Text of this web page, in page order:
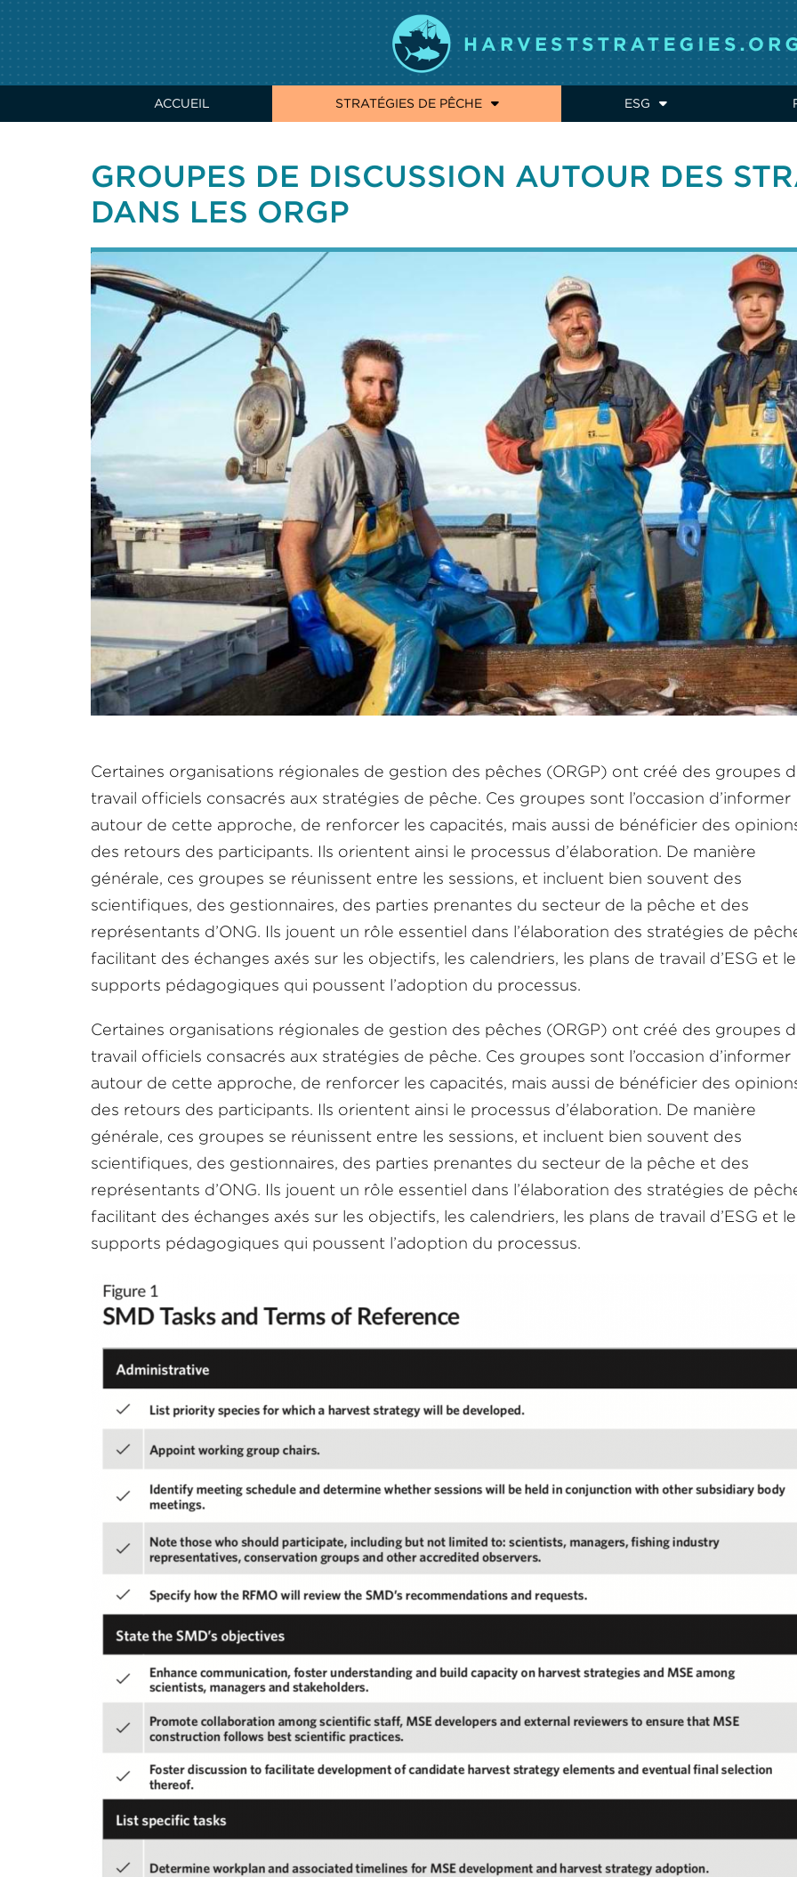
ACCUEIL STRATÉGIES DE PÊCHE ESG
GROUPES DE DISCUSSION AUTOUR DES
DANS LES ORGP
Certaines organisations régionales de gestion des pêches (ORGP) ont créé des groupes
travail officiels consacrés aux stratégies de pêche. Ces groupes sont l’occasion d’informer
autour de cette approche, de renforcer les capacités, mais aussi de bénéficier des
des retours des participants. Ils orientent ainsi le processus d’élaboration. De manière
générale, ces groupes se réunissent entre les sessions, et incluent bien souvent des
scientifiques, des gestionnaires, des parties prenantes du secteur de la pêche et des
représentants d’ONG. Ils jouent un rôle essentiel dans l’élaboration des stratégies de
facilitant des échanges axés sur les objectifs, les calendriers, les plans de travail d’ESG et
supports pédagogiques qui poussent l’adoption du processus.
Certaines organisations régionales de gestion des pêches (ORGP) ont créé des groupes
travail officiels consacrés aux stratégies de pêche. Ces groupes sont l’occasion d’informer
autour de cette approche, de renforcer les capacités, mais aussi de bénéficier des
des retours des participants. Ils orientent ainsi le processus d’élaboration. De manière
générale, ces groupes se réunissent entre les sessions, et incluent bien souvent des
scientifiques, des gestionnaires, des parties prenantes du secteur de la pêche et des
représentants d’ONG. Ils jouent un rôle essentiel dans l’élaboration des stratégies de
facilitant des échanges axés sur les objectifs, les calendriers, les plans de travail d’ESG et
supports pédagogiques qui poussent l’adoption du processus.